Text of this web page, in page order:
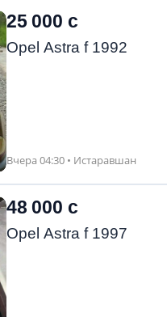
25 000 с
Opel Astra f 1992
Вчера 04:30 • Истаравшан
48 000 с
Opel Astra f 1997